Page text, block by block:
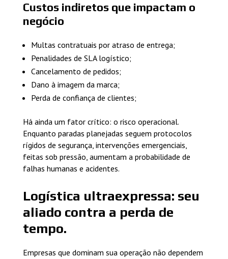
Custos indiretos que impactam o
negócio
Multas contratuais por atraso de entrega;
Penalidades de SLA logístico;
Cancelamento de pedidos;
Dano à imagem da marca;
Perda de confiança de clientes;
Há ainda um fator crítico: o risco operacional.
Enquanto paradas planejadas seguem protocolos
rígidos de segurança, intervenções emergenciais,
feitas sob pressão, aumentam a probabilidade de
falhas humanas e acidentes.
Logística ultraexpressa: seu
aliado contra a perda de
tempo.
Empresas que dominam sua operação não dependem